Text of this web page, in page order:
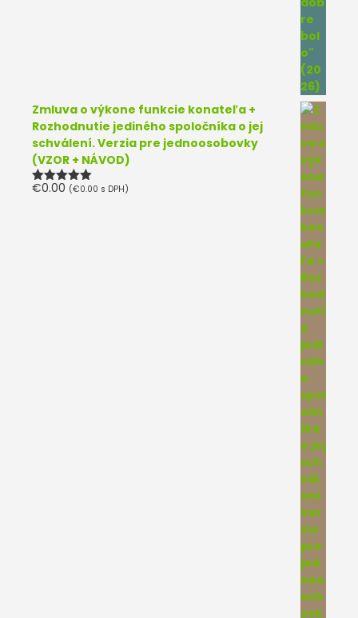
Zmluva o výkone funkcie konateľa +
Rozhodnutie jediného spoločníka o jej
schválení. Verzia pre jednoosobovky
(VZOR + NÁVOD)
Hodnotenie
€0.00 (€0.00 s DPH)